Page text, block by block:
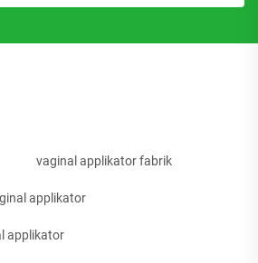
vaginal applikator fabrik
applikator
applikator